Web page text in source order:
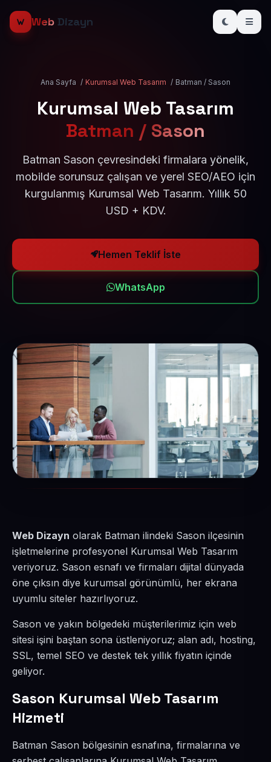
Web Dizayn
Ana Sayfa / Kurumsal Web Tasarım / Batman / Sason
Kurumsal Web Tasarım
Batman / Sason
Batman Sason çevresindeki firmalara yönelik,
mobilde sorunsuz çalışan ve yerel SEO/AEO için
kurgulanmış Kurumsal Web Tasarım. Yıllık 50
USD + KDV.
Hemen Teklif İste
WhatsApp
Web Dizayn olarak Batman ilindeki Sason ilçesinin
işletmelerine profesyonel Kurumsal Web Tasarım
veriyoruz. Sason esnafı ve firmaları dijital dünyada
öne çıksın diye kurumsal görünümlü, her ekrana
uyumlu siteler hazırlıyoruz.
Sason ve yakın bölgedeki müşterilerimiz için web
sitesi işini baştan sona üstleniyoruz; alan adı, hosting,
SSL, temel SEO ve destek tek yıllık fiyatın içinde
geliyor.
Sason Kurumsal Web Tasarım
Hizmeti
Batman Sason bölgesinin esnafına, firmalarına ve